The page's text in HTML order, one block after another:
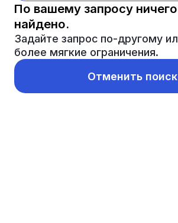
По вашему запросу
найдено.
Задайте запрос по-другому
более мягкие ограничения.
Отменить поиск